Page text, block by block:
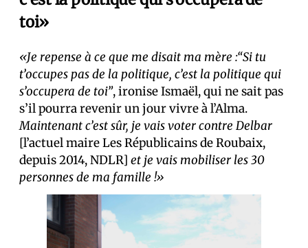
toi»
«Je repense à ce que me disait ma mère :“Si tu
t’occupes pas de la politique, c’est la politique qui
s’occupera de toi”, ironise Ismaël, qui ne sait pas
s’il pourra revenir un jour vivre à l’Alma.
Maintenant c’est sûr, je vais voter contre Delbar
[l’actuel maire Les Républicains de Roubaix,
depuis 2014, NDLR] et je vais mobiliser les 30
personnes de ma famille !»